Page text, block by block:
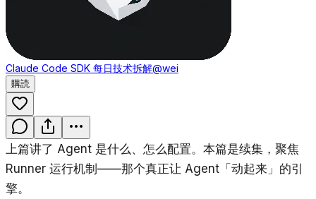
Claude Code SDK 每日技术拆解@wei
購読
上篇讲了 Agent 是什么、怎么配置。本篇是续集，聚焦
Runner 运行机制——那个真正让 Agent「动起来」的引
擎。